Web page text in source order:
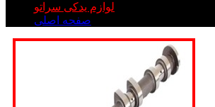
لوازم یدکی سراتو
صفحه اصلی